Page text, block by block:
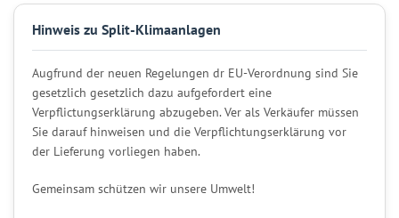
Hinweis zu Split-Klimaanlagen
Augfrund der neuen Regelungen dr EU-Verordnung sind Sie
gesetzlich gesetzlich dazu aufgefordert eine
Verpflictungserklärung abzugeben. Ver als Verkäufer müssen
Sie darauf hinweisen und die Verpflichtungserklärung vor
der Lieferung vorliegen haben.
Gemeinsam schützen wir unsere Umwelt!